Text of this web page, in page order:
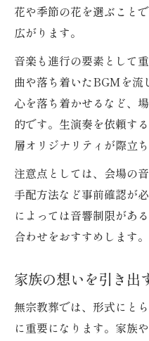
花や季節の花を選ぶこと
広がります。
音楽も進行の要素として
曲や落ち着いたBGMを流
心を落ち着かせるなど、
的です。生演奏を依頼す
層オリジナリティが際立ち
注意点としては、会場の
手配方法など事前確認が
によっては音響制限があ
合わせをおすすめします。
家族の想いを引き出
無宗教葬では、形式にと
に重要になります。家族